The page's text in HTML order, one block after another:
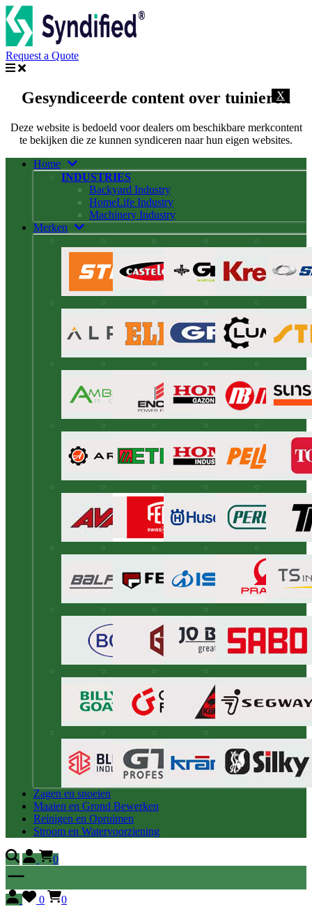
Request a Quote
X
Gesyndiceerde content over tuinieren
Deze website is bedoeld voor dealers om beschikbare merkcontent
te bekijken die ze kunnen syndiceren naar hun eigen websites.
Home
INDUSTRIES
Backyard Industry
HomeLife Industry
Machinery Industry
Merken
Zagen en snoeien
Maaien en Grond Bewerken
Reinigen en Opruimen
Stroom en Watervoorziening
0
0
0